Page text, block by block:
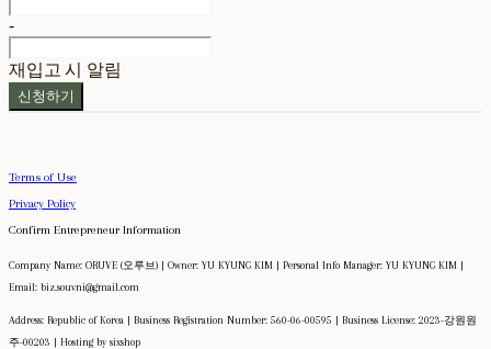
-
재입고 시 알림
신청하기
Terms of Use
Privacy Policy
Confirm Entrepreneur Information
Company Name: ORUVE (오루브) | Owner: YU KYUNG KIM | Personal Info Manager: YU KYUNG KIM |
Email: biz.souvni@gmail.com
Address: Republic of Korea | Business Registration Number: 560-06-00595 | Business License: 2023-강원원
주-00203 | Hosting by sixshop